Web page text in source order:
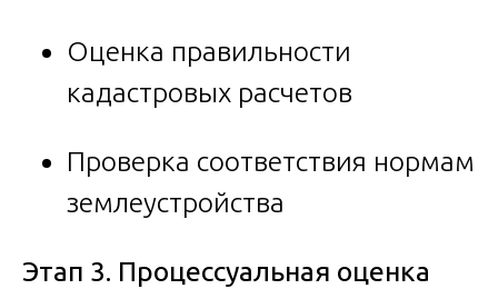
Оценка правильности
кадастровых расчетов
Проверка соответствия нормам
землеустройства
Этап 3. Процессуальная оценка